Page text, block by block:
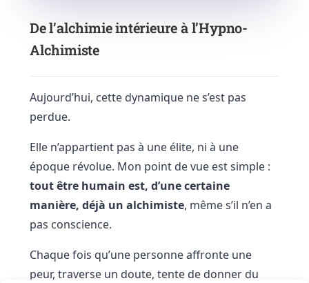
De l’alchimie intérieure à l’Hypno-
Alchimiste
Aujourd’hui, cette dynamique ne s’est pas
perdue.
Elle n’appartient pas à une élite, ni à une
époque révolue. Mon point de vue est simple :
tout être humain est, d’une certaine
manière, déjà un alchimiste, même s’il n’en a
pas conscience.
Chaque fois qu’une personne affronte une
peur, traverse un doute, tente de donner du